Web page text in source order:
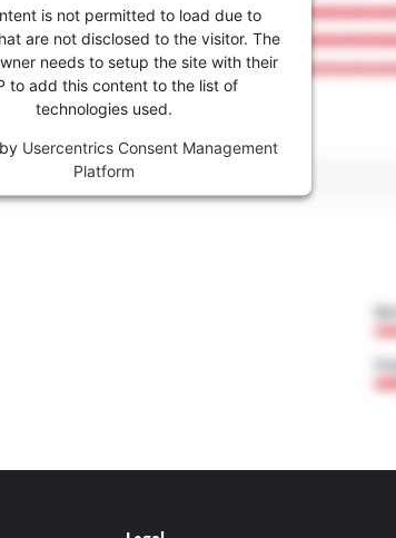
is not permitted to load due to
are not disclosed to the visitor. The
needs to setup the site with their
to add this content to the list of
technologies used.
Usercentrics Consent Management
Platform